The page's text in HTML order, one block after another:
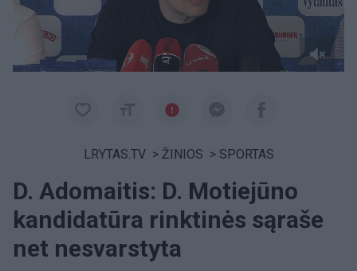
LRYTAS.TV > ŽINIOS > SPORTAS
D. Adomaitis: D. Motiejūno
kandidatūra rinktinės sąraše
net nesvarstyta